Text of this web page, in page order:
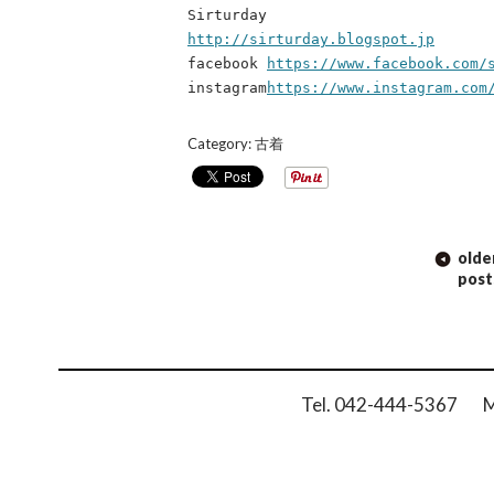
Sirturday
http://sirturday.blogspot.jp
facebook
https://
instagramhttps://
Category:古着
Tel. 042-444-5367